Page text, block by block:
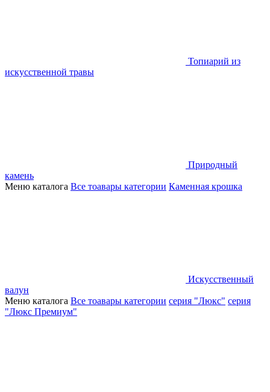
Топиарий из
искусственной травы
Природный
камень
Меню каталога Все тоавары категории Каменная крошка
Искусственный
валун
Меню каталога Все тоавары категории серия "Люкс" серия
"Люкс Премиум"